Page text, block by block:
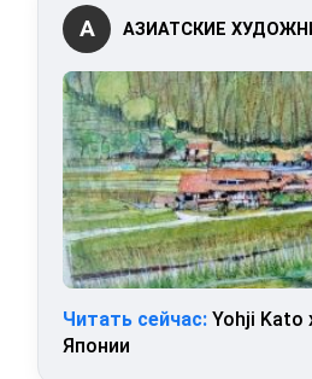
А АЗИАТСКИЕ
Читать сейчас: Yohji Kato
Японии